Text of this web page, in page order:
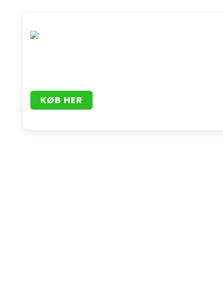
KØB HER